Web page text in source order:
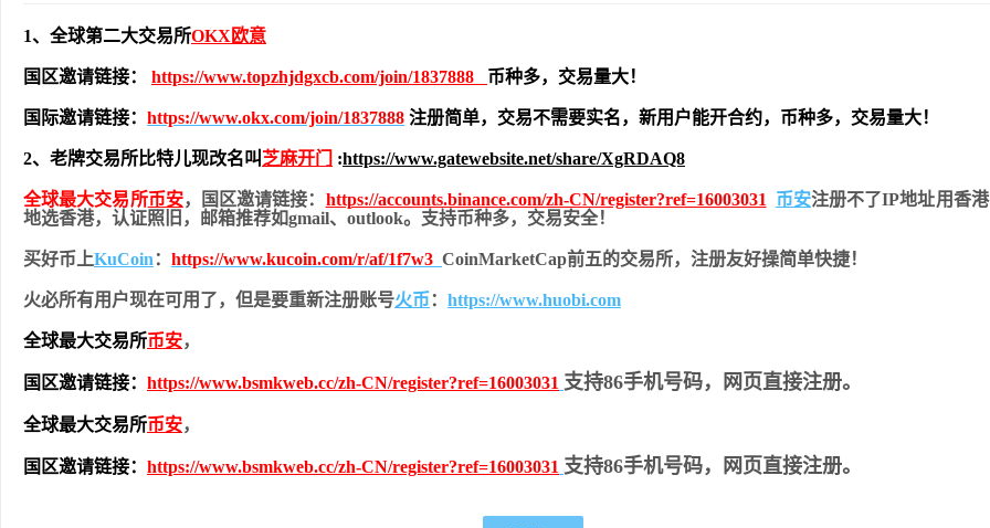
1、全球第二大交易所OKX欧意
国区邀请链接： https://www.topzhjdgxcb.com/join/1837888 币种多，交易量大！
国际邀请链接： https://www.okx.com/join/1837888 注册简单，交易不需要实名，新用户能开合约， 币种多，交易量大！
2、老牌交易所比特儿现改名叫 芝麻开门 :https://www.gatewebsite.net/share/XgRDAQ8
全球最大交易所币安，国区邀请链接： https://accounts.binance.com/zh-CN/register?ref=16003031 币安注册不了IP地址用香
地选香港，认证照旧， 邮箱推荐如gmail、outlook。支持币种多，交易安全！
买好币上KuCoin ： https://www.kucoin.com/r/af/1f7w3 CoinMarketCap前五的交易所，注册友好操简单快捷！
火必所有用户现在可用了，但是要重新注册账号火币 ： https://www.huobi.com
全球最大交易所币安，
国区邀请链接： https://www.bsmkweb.cc/zh-CN/register?ref=16003031 支持86手机号码，网页直接注册。
全球最大交易所币安，
国区邀请链接： https://www.bsmkweb.cc/zh-CN/register?ref=16003031 支持86手机号码，网页直接注册。